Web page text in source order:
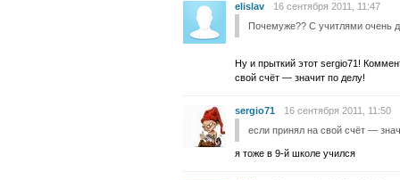
elislav
16 сентября 2011, 11:47
Почемуже?? С учитлями очень
Ну и прыткий этот sergio71!
свой счёт — значит по делу!
sergio71
16 сентября 2011, 11:50
если принял на свой счёт —
я тоже в 9-й школе учился